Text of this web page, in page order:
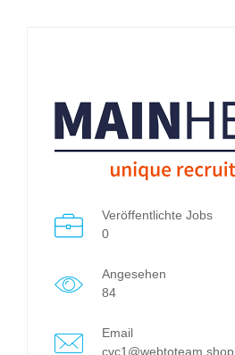
Veröffentlichte Jobs
0
Angesehen
84
Email
cvc1@webtoteam.shop